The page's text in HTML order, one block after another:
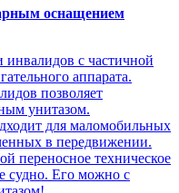
оснащением
инвалидов с частичной
аппарата.
позволяет
унитазом.
для маломобильных
в передвижении.
переносное техническое
судно. Его можно с